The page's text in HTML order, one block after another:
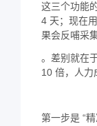
这三个功能
4 天；现在
果会反哺采
。差别就在
10 倍，人力
第一步是 “